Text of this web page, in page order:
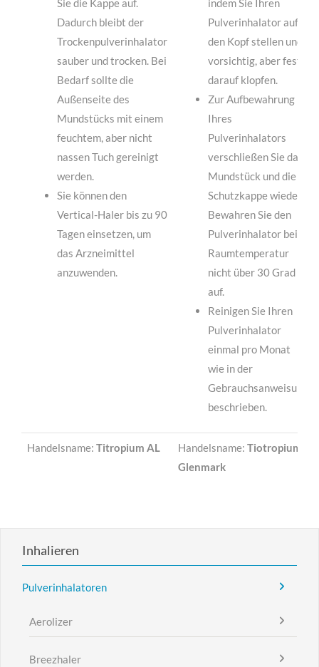
Sie die Kappe auf.
Dadurch bleibt der
Trockenpulverinhalator
sauber und trocken. Bei
Bedarf sollte die
Außenseite des
Mundstücks mit einem
feuchtem, aber nicht
nassen Tuch gereinigt
werden.
Sie können den
Vertical-Haler bis zu 90
Tagen einsetzen, um
das Arzneimittel
anzuwenden.
indem Sie Ihren
Pulverinhalator auf
den Kopf stellen und
vorsichtig, aber fest
darauf klopfen.
Zur Aufbewahrung
Ihres
Pulverinhalators
verschließen Sie das
Mundstück und die
Schutzkappe wieder.
Bewahren Sie den
Pulverinhalator bei
Raumtemperatur
nicht über 30 Grad
auf.
Reinigen Sie Ihren
Pulverinhalator
einmal pro Monat
wie in der
Gebrauchsanweisung
beschrieben.
Handelsname: Titropium AL Handelsname: Tiotropium
Glenmark
Inhalieren
Pulverinhalatoren
Aerolizer
Breezhaler